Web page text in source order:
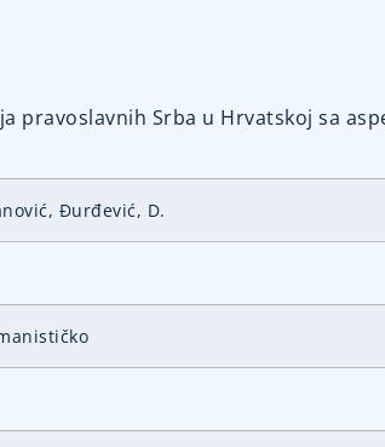
pravoslavnih Srba u Hrvatskoj sa
Đurđević, D.